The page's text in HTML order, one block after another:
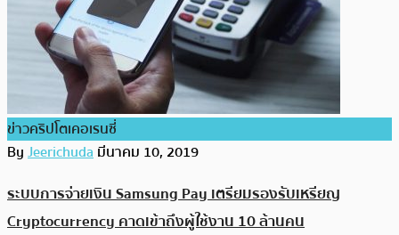
ข่าวคริปโตเคอเรนซี่
ByJeerichudaมีนาคม 10, 2019
ระบบการจ่ายเงิน Samsung Pay เตรียมรองรับเหรียญ
Cryptocurrency คาดเข้าถึงผู้ใช้งาน 10 ล้านคน